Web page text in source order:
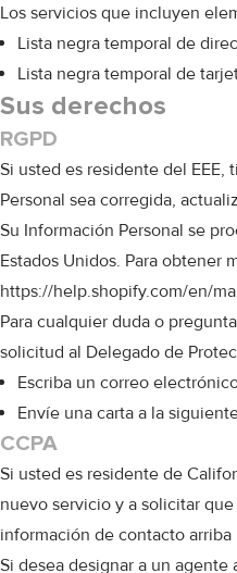
Los servicios que incluyen
Lista negra temporal de
Lista negra temporal de
Sus derechos
RGPD
Si usted es residente del
Personal sea corregida,
Su Información Personal se
Estados Unidos. Para obtener
https://help.shopify.com/en/
Para cualquier duda o
solicitud al Delegado de
Escriba un correo
Envíe una carta a la
CCPA
Si usted es residente de
nuevo servicio y a solicitar
información de contacto arriba
Si desea designar a un